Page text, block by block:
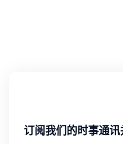
订阅我们的时事通